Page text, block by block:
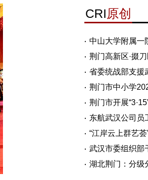
CRI原创
中山大学附属一
荆门高新区·掇
省委统战部支援
荆门市中小学
荆门市开展
东航武汉公司员
“江岸云上群艺
武汉市委组织部
湖北荆门：分级